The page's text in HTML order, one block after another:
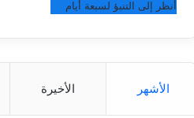
أنظر إلى التنبؤ لسبعة أيام
الأشهر الأخيرة